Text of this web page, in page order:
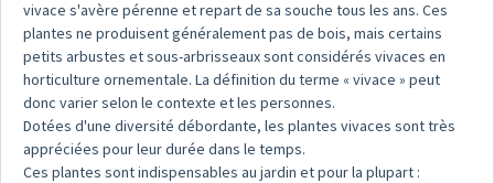
vivace s'avère pérenne et repart de sa souche tous les ans. Ces
plantes ne produisent généralement pas de bois, mais certains
petits arbustes et sous-arbrisseaux sont considérés vivaces en
horticulture ornementale. La définition du terme « vivace » peut
donc varier selon le contexte et les personnes.
Dotées d'une diversité débordante, les plantes vivaces sont très
appréciées pour leur durée dans le temps.
Ces plantes sont indispensables au jardin et pour la plupart :